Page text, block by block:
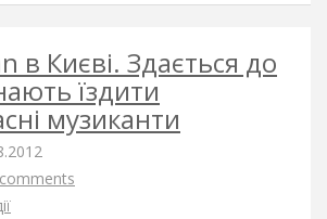
в Києві. Здається до
їздити
музиканти